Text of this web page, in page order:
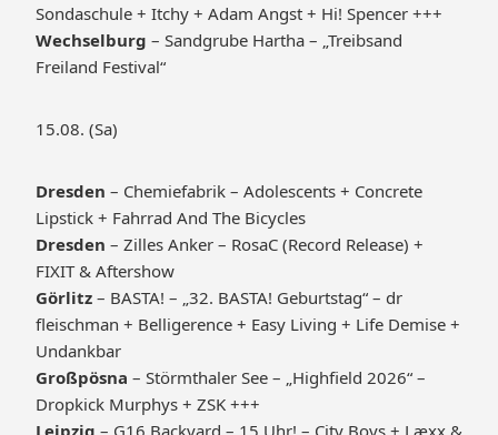
Sondaschule + Itchy + Adam Angst + Hi! Spencer +++
Wechselburg – Sandgrube Hartha – „Treibsand
Freiland Festival“
15.08. (Sa)
Dresden – Chemiefabrik – Adolescents + Concrete
Lipstick + Fahrrad And The Bicycles
Dresden – Zilles Anker – RosaC (Record Release) +
FIXIT & Aftershow
Görlitz – BASTA! – „32. BASTA! Geburtstag“ – dr
fleischman + Belligerence + Easy Living + Life Demise +
Undankbar
Großpösna – Störmthaler See – „Highfield 2026“ –
Dropkick Murphys + ZSK +++